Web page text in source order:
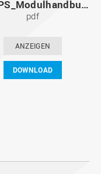
MoPPS_Modulhandbuch_20130601.pdf
pdf
ANZEIGEN
DOWNLOAD